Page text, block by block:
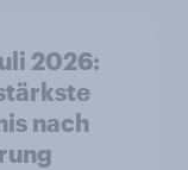
2026:
nach